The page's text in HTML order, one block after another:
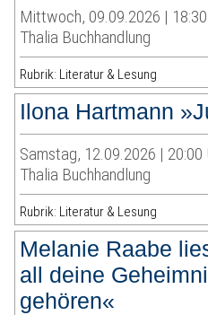
Mittwoch, 09.09.2026 |
Thalia Buchhandlung
Rubrik: Literatur & Lesung
Ilona Hartmann
Samstag, 12.09.2026 | 20:00
Thalia Buchhandlung
Rubrik: Literatur & Lesung
Melanie Raabe
all deine
gehören«